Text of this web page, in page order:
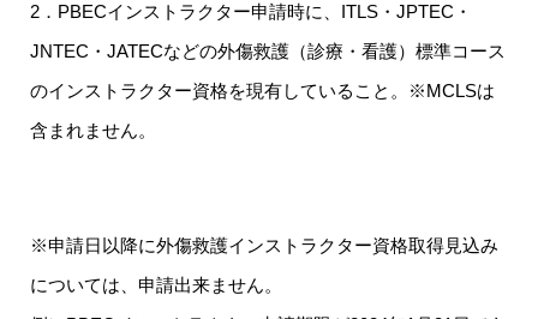
2．PBECインストラクター申請時に、ITLS・JPTEC・
JNTEC・JATECなどの外傷救護（診療・看護）標準コース
のインストラクター資格を現有していること。※MCLSは
含まれません。
※申請日以降に外傷救護インストラクター資格取得見込み
については、申請出来ません。